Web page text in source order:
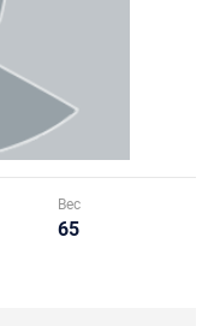
Вес
65